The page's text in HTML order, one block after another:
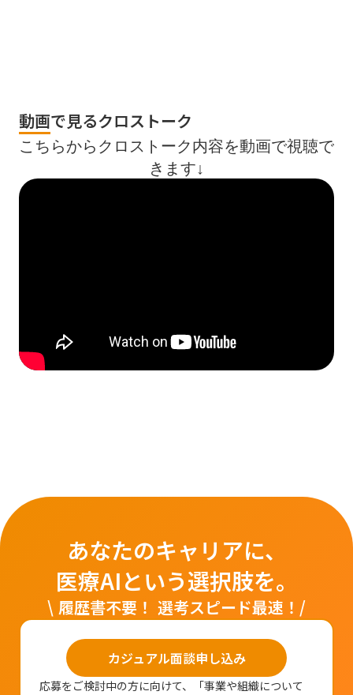
動画で見るクロストーク
こちらからクロストーク内容を動画で視聴で
きます↓
あなたのキャリアに、
医療AIという選択肢を。
\ 履歴書不要！ 選考スピード最速！/
カジュアル面談申し込み
応募をご検討中の方に向けて、「事業や組織について